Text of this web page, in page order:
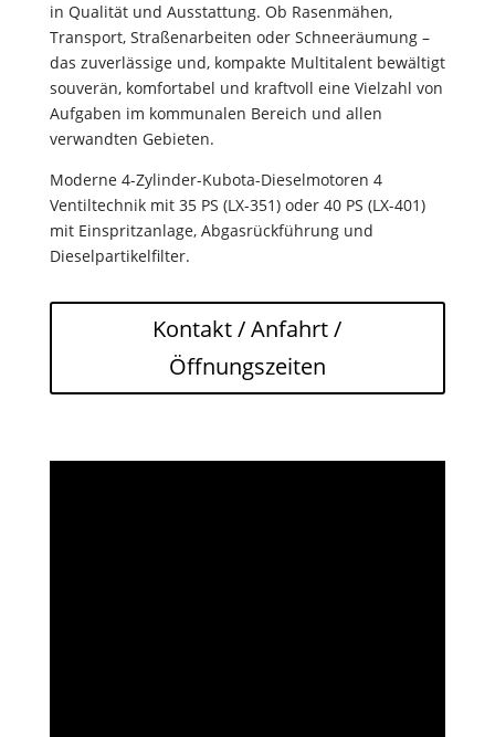
in Qualität und Ausstattung. Ob Rasenmähen,
Transport, Straßenarbeiten oder Schneeräumung –
das zuverlässige und, kompakte Multitalent bewältigt
souverän, komfortabel und kraftvoll eine Vielzahl von
Aufgaben im kommunalen Bereich und allen
verwandten Gebieten.
Moderne 4-Zylinder-Kubota-Dieselmotoren 4
Ventiltechnik mit 35 PS (LX-351) oder 40 PS (LX-401)
mit Einspritzanlage, Abgasrückführung und
Dieselpartikelfilter.
Kontakt / Anfahrt /
Öffnungszeiten